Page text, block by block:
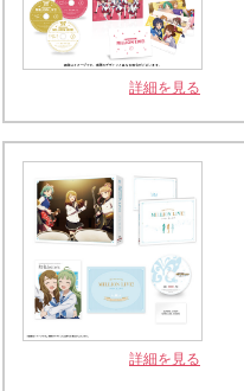
詳細を見る
詳細を見る